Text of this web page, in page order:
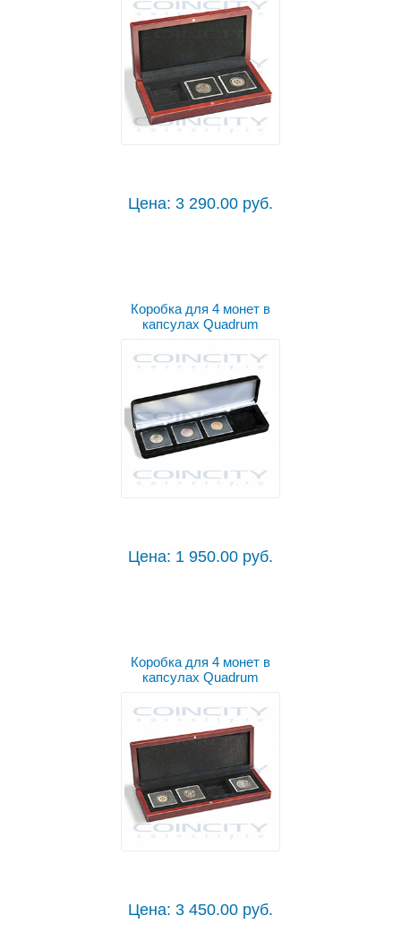
Цена: 3 290.00 руб.
Коробка для 4 монет в
капсулах Quadrum
Цена: 1 950.00 руб.
Коробка для 4 монет в
капсулах Quadrum
Цена: 3 450.00 руб.